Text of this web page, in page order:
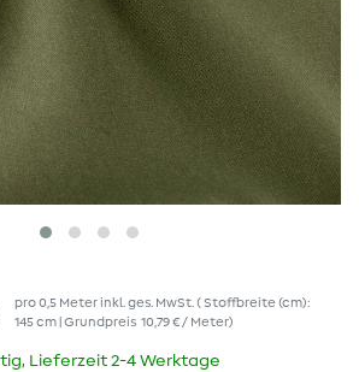
pro0,5 Meter inkl. ges. MwSt.( Stoffbreite (cm):
145 cm | Grundpreis 10,79 € / Meter)
Lieferzeit 2-4 Werktage